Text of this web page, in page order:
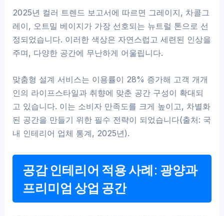
2025년 컬러 트렌드 보고서에 따르면 그레이지, 차콜그
레이, 오트밀 베이지가 가장 선호되는 뉴트럴 톤으로 선
정되었습니다. 이러한 색상은 자연스럽고 세련된 인상을
주며, 다양한 공간에 무난하게 어울립니다.
맞춤형 설계 서비스는 이용률이 28% 증가해 고객 개개
인의 라이프스타일과 취향에 맞춘 공간 구성이 확대되
고 있습니다. 이는 소비자 만족도를 크게 높이고, 차별화
된 공간을 만들기 위한 필수 전략이 되었습니다(출처: 국
내 인테리어 업체 통계, 2025년).
공감 인테리어 적용 사례: 광양과
프리미엄 상업 공간